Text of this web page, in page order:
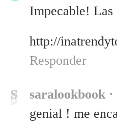
Impecable! Las
http://
Responder
saralookbook
genial ! me